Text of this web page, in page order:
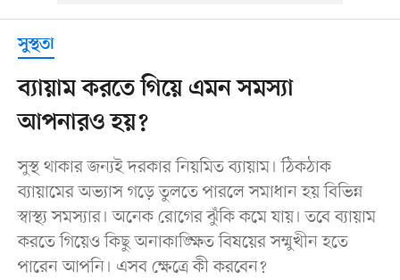
সুস্থতা
ব্যায়াম করতে গিয়ে এমন সমস্যা
আপনারও হয়?
সুস্থ থাকার জন্যই দরকার নিয়মিত ব্যায়াম। ঠিকঠাক
ব্যায়ামের অভ্যাস গড়ে তুলতে পারলে সমাধান হয় বিভিন্ন
স্বাস্থ্য সমস্যার। অনেক রোগের ঝুঁকি কমে যায়। তবে ব্যায়াম
করতে গিয়েও কিছু অনাকাঙ্ক্ষিত বিষয়ের সম্মুখীন হতে
পারেন আপনি। এসব ক্ষেত্রে কী করবেন?